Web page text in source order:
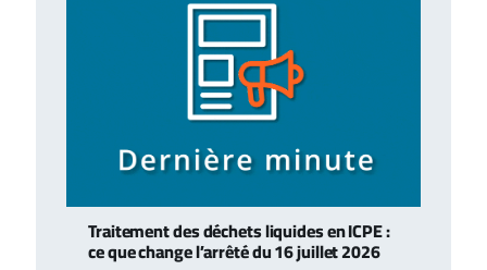
Traitement des déchets liquides en ICPE :
ce que change l’arrêté du 16 juillet 2026